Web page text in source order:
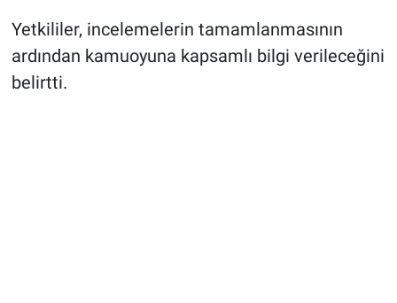
Yetkililer, incelemelerin tamamlanmasının
ardından kamuoyuna kapsamlı bilgi verileceğini
belirtti.